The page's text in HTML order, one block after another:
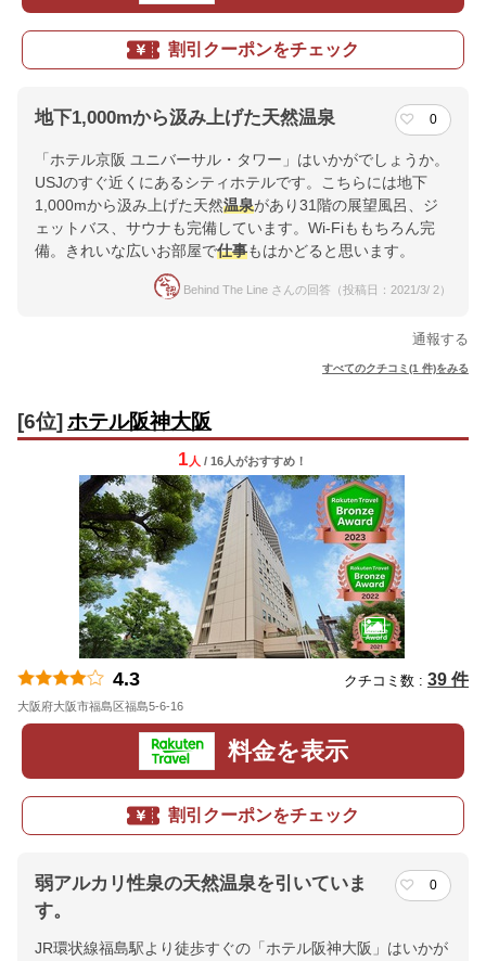
割引クーポンをチェック
地下1,000mから汲み上げた天然温泉 0
「ホテル京阪 ユニバーサル・タワー」はいかがでしょうか。
USJのすぐ近くにあるシティホテルです。こちらには地下
1,000mから汲み上げた天然温泉があり31階の展望風呂、ジ
ェットバス、サウナも完備しています。Wi-Fiももちろん完
備。きれいな広いお部屋で仕事もはかどると思います。
Behind The Line さんの回答（投稿日：2021/3/ 2）
通報する
すべてのクチコミ(1 件)をみる
[6位] ホテル阪神大阪
1 人 / 16人がおすすめ！
4.3 クチコミ数 : 39 件
大阪府大阪市福島区福島5-6-16
料金を表示
割引クーポンをチェック
弱アルカリ性泉の天然温泉を引いていま
す。
0
JR環状線福島駅より徒歩すぐの「ホテル阪神大阪」はいかが